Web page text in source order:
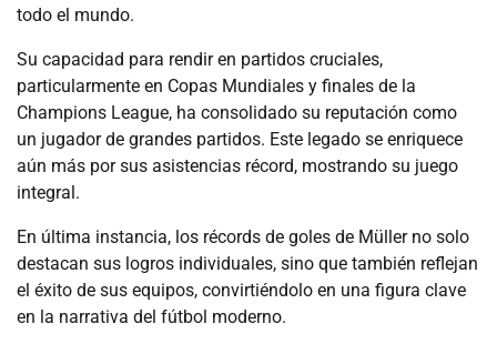
todo el mundo.
Su capacidad para rendir en partidos cruciales,
particularmente en Copas Mundiales y finales de la
Champions League, ha consolidado su reputación como
un jugador de grandes partidos. Este legado se enriquece
aún más por sus asistencias récord, mostrando su juego
integral.
En última instancia, los récords de goles de Müller no solo
destacan sus logros individuales, sino que también reflejan
el éxito de sus equipos, convirtiéndolo en una figura clave
en la narrativa del fútbol moderno.